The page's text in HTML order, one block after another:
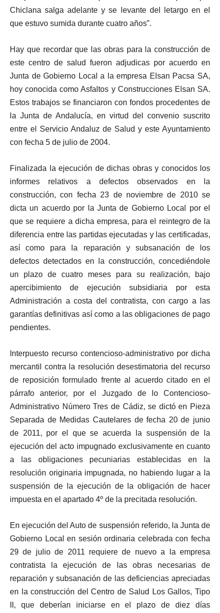
Chiclana salga adelante y se levante del letargo en el
que estuvo sumida durante cuatro años”.
Hay que recordar que las obras para la construcción de
este centro de salud fueron adjudicas por acuerdo en
Junta de Gobierno Local a la empresa Elsan Pacsa SA,
hoy conocida como Asfaltos y Construcciones Elsan SA.
Estos trabajos se financiaron con fondos procedentes de
la Junta de Andalucía, en virtud del convenio suscrito
entre el Servicio Andaluz de Salud y este Ayuntamiento
con fecha 5 de julio de 2004.
Finalizada la ejecución de dichas obras y conocidos los
informes relativos a defectos observados en la
construcción, con fecha 23 de noviembre de 2010 se
dicta un acuerdo por la Junta de Gobierno Local por el
que se requiere a dicha empresa, para el reintegro de la
diferencia entre las partidas ejecutadas y las certificadas,
así como para la reparación y subsanación de los
defectos detectados en la construcción, concediéndole
un plazo de cuatro meses para su realización, bajo
apercibimiento de ejecución subsidiaria por esta
Administración a costa del contratista, con cargo a las
garantías definitivas así como a las obligaciones de pago
pendientes.
Interpuesto recurso contencioso-administrativo por dicha
mercantil contra la resolución desestimatoria del recurso
de reposición formulado frente al acuerdo citado en el
párrafo anterior, por el Juzgado de lo Contencioso-
Administrativo Número Tres de Cádiz, se dictó en Pieza
Separada de Medidas Cautelares de fecha 20 de junio
de 2011, por el que se acuerda la suspensión de la
ejecución del acto impugnado exclusivamente en cuanto
a las obligaciones pecuniarias establecidas en la
resolución originaria impugnada, no habiendo lugar a la
suspensión de la ejecución de la obligación de hacer
impuesta en el apartado 4º de la precitada resolución.
En ejecución del Auto de suspensión referido, la Junta de
Gobierno Local en sesión ordinaria celebrada con fecha
29 de julio de 2011 requiere de nuevo a la empresa
contratista la ejecución de las obras necesarias de
reparación y subsanación de las deficiencias apreciadas
en la construcción del Centro de Salud Los Gallos, Tipo
II, que deberían iniciarse en el plazo de diez días